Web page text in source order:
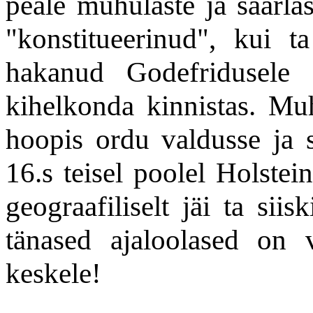
"konstitueerinud", kui
hakanud
kihelkonda kinnistas.
hoopis ordu valdusse ja
16.s teisel poolel
geograafiliselt jäi ta
tänased ajaloolased
keskele!